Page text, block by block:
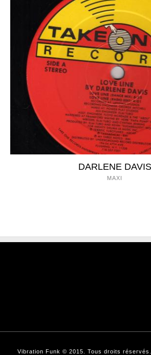
DARLENE DAVIS
MAXI
Vibration Funk © 2015. Tous droits